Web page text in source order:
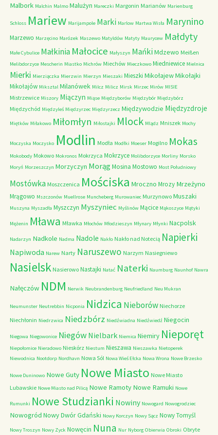
Malbork Malchin Malmo Malużyn Mareczki Margonin Marianów Marienburg
Schloss Mariew Marijampole Marki Marlow Martwa Wisła Marynino
Marzewo Marzęcino Marózek Maszewo Matyldów Matyty Maurycew Małdyty
Małe Cybulice Małkinia Małocice Małyszyn MańkiMdzewo Meißen
Melibdorzyce Mescherin Miastko Michrów Miechów Mieczkowo Miedniewice Mielnica
Mierki Mierziączka Mierzwin Mierzyn Mieszaki Mieszki MikołajewMikołajki
Mikołajów Miksztal Milanówek Milcz Milicz Mirsk Mirzec Mirów MISIE
Mistrzewice Miszory Miączyn Miąse Międzyborów Międzybór Międzybórz
Międzychód Międzyleś Międzyrzec Międzyrzecz Międzywodzie Międzyzdroje
Miętków Miłakowo Miłomłyn Miłostajki Mlock Mlądz Mniszek Mochy
Moczyska Moczysko Modlin Modła Modłki Moeser Mogilno Mokas
Mokobody Mokowo Mokronos Mokrzyca Mokrzyce Molibdorzyce Morliny Morsko
Moryń Morzeszczyn Morzyczyn MorągMosina Mostowo Most Południowy
Mostówka Moszczenica Mościska Mroczno Mrozy Mrzeżyno
Mrągowo Mszczonów Muellrose Muncheberg Murowaniec Murzynowo Muszaki
Muszyna Myszadła Myszczyn Myszyniec Myślinów Mącice Mąkoszyce Mątyki
Mężenin Mława Mławka Młochów Młodzieszyn Młynary Młynki Nacpolsk
Nadarzyn Nadkole Nadma Nadole Nakło Nakło nad Notecią Napierki
Napiwoda Narew Narty Naruszewo Narzym Nasiegniewo
Nasielsk Nasierowo Nastajki Natać Naterki Naumburg Naunhof Nawra
Nałęczów NDM Nerwik Neubrandenburg Neufriedland Neu Mukran
Neumunster Neutrebbin Nicponia Nidzica Nieborów Niechorze
Niechłonin Niedrzwica Niedzbórz Niedźwiadna Niedźwiedź Niegocin
Niegowa Niegowonice Niegów Nielbark Niemica Niemiry Nieporęt
Niepołomice Nieradowo Nieskórz Niestum Nieszawa Nieszawka Nietoperek
Niewodnica Nootdorp Nordhavn Nowa Sól Nowa Wieś Ełcka Nowa Wrona Nowe Brzesko
Nowe Duninowo Nowe Guty Nowe Miasto Nowe Miasto
Lubawskie Nowe Miasto nad Pilicą Nowe Ramoty Nowe Ramuki Nowe
Rumunki Nowe Studzianki Nowiny Nowogard Nowogrodziec
Nowogród Nowy Dwór Gdański Nowy Korczyn Nowy Sącz Nowy Tomyśl
Nowy Troszyn Nowy Zyck Nowęcin Nuna Nur Nyborg Obierwia Obroki Obryte